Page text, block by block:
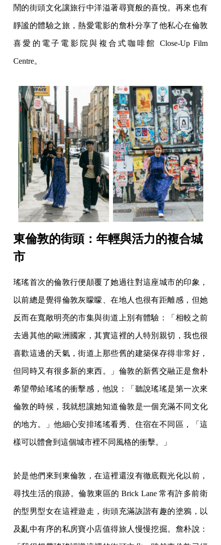
鬧的街頭文化讓旅行中洋溢著尋寶般的喜悅。再來也有
靜謐的體驗之旅，熱愛電影的詹朴分享了他私心在倫敦
喜愛的電子電影院與複合式咖啡館 Close-Up Film
Centre。
東倫敦的街頭：年輕與活力的複合城
市
瑤瑤首次的倫敦行便顛覆了她過往對這座城市的印象，
以前總是覺得倫敦灰矇矇、在地人也很有距離感，但她
反而在寬敞明亮的市集與街道上別有體驗：「相較之前
去過其他的歐洲國家，其實這裡的人特別親切，我也很
喜歡這邊的天氣，街道上那些舊的建築保存得非常好，
但同時又有很多新的東西。」倫敦的新舊交融正是詹朴
希望帶給瑤瑤的衝擊感，他說：「聽說瑤瑤是第一次來
倫敦的時候，我就想讓她知道倫敦是一個充滿不同文化
的地方。」他細心安排瑤瑤看秀、住宿在不同區，「這
樣可以體會到這個城市裡不同風格的衝擊。」
於是他們來到東倫敦，在這裡還沒有徹底觀光化以前，
尋找生活的痕跡。倫敦東區的 Brick Lane 常有許多前衛
的型男型女在這裡遊走，街頭充滿詼諧有趣的塗鴉，以
及亂中有序的私房寶小店值得旅人慢慢挖掘。詹朴說：